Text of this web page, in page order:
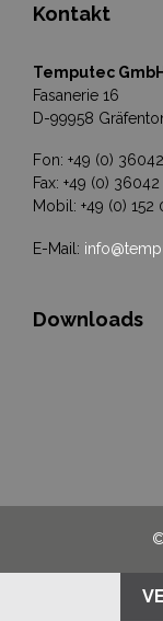
Kontakt
Temputec GmbH
Fasanerie 16
D-99958
Fon: +49 (0)
Fax: +49 (0)
Mobil: +49 (0) 152
E-Mail:
Downloads